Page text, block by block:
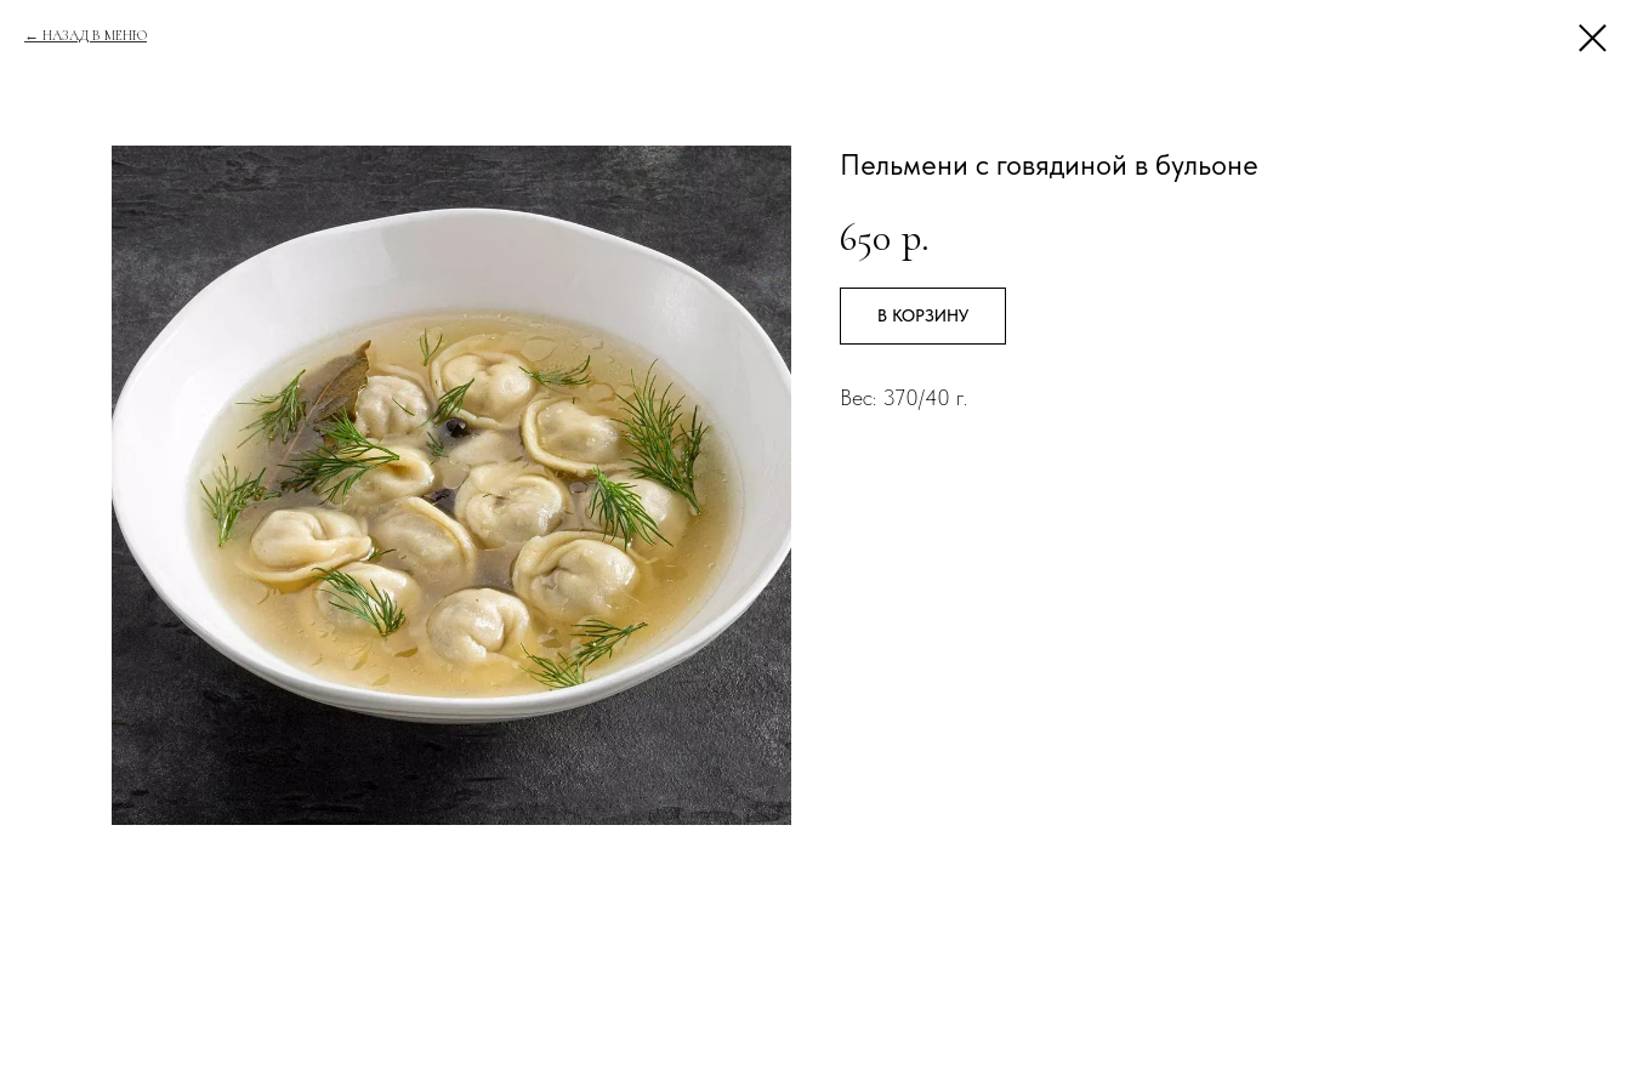
НАЗАД В МЕНЮ
Пельмени с говядиной в бульоне
650 р.
В КОРЗИНУ
Вес: 370/40 г.